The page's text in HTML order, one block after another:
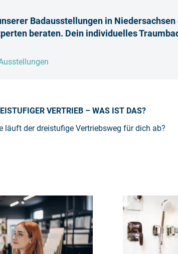
Badausstellungen in
beraten. Dein individuelles
VERTRIEB – WAS IST DAS?
läuft der dreistufige Vertriebsweg für dich ab?